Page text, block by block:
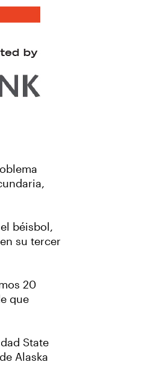
béisbol,
su tercer
20
que
State
Alaska